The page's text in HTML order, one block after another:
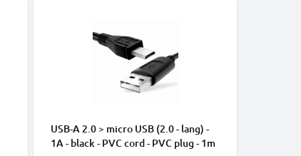
USB-A 2.0 > micro USB (2.0 - lang) -
1A - black - PVC cord - PVC plug - 1m